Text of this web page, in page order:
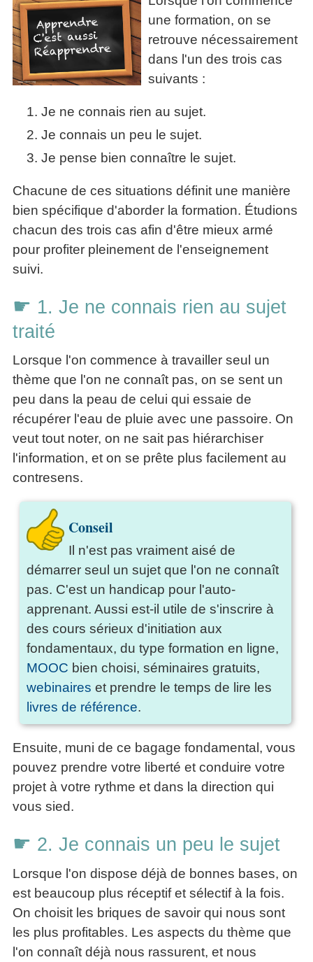
La
Décision
en
équipe
Les
Techniques
décision
▶
Tous
les
Décider
»»»
les
articles
Efficacité
»»»
Tous
les
articles
Cours
Management
»»»
ebook
PDF
management
PDF
Entrepreneuriat
ebook
Perfonomique
articles
PDF
»»»
une formation, on se
retrouve nécessairement
dans l'un des trois cas
suivants :
1. Je ne connais rien au sujet.
2. Je connais un peu le sujet.
3. Je pense bien connaître le sujet.
Chacune de ces situations définit une manière
bien spécifique d'aborder la formation. Étudions
chacun des trois cas afin d'être mieux armé
pour profiter pleinement de l'enseignement
suivi.
☛ 1. Je ne connais rien au sujet
traité
Lorsque l'on commence à travailler seul un
thème que l'on ne connaît pas, on se sent un
peu dans la peau de celui qui essaie de
récupérer l'eau de pluie avec une passoire. On
veut tout noter, on ne sait pas hiérarchiser
l'information, et on se prête plus facilement au
contresens.
Conseil
Il n'est pas vraiment aisé de
démarrer seul un sujet que l'on ne connaît
pas. C'est un handicap pour l'auto-
apprenant. Aussi est-il utile de s'inscrire à
des cours sérieux d'initiation aux
fondamentaux, du type formation en ligne,
MOOC bien choisi, séminaires gratuits,
webinaires et prendre le temps de lire les
livres de référence.
Ensuite, muni de ce bagage fondamental, vous
pouvez prendre votre liberté et conduire votre
projet à votre rythme et dans la direction qui
vous sied.
☛ 2. Je connais un peu le sujet
Lorsque l'on dispose déjà de bonnes bases, on
est beaucoup plus réceptif et sélectif à la fois.
On choisit les briques de savoir qui nous sont
les plus profitables. Les aspects du thème que
l'on connaît déjà nous rassurent, et nous